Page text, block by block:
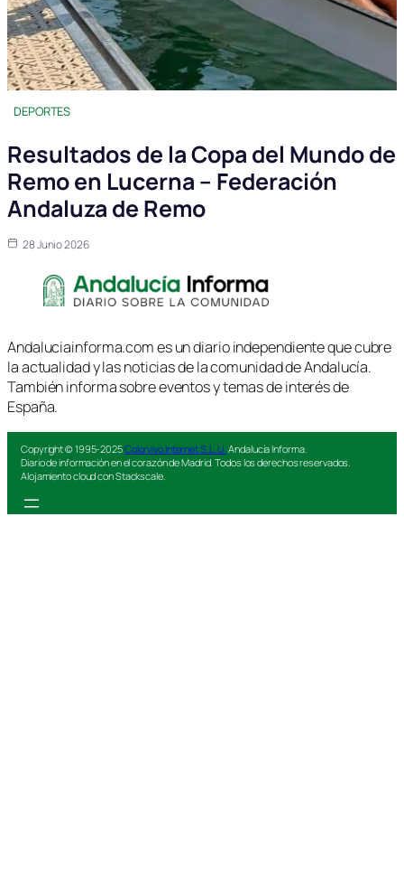
DEPORTES
Resultados de la Copa del Mundo de
Remo en Lucerna – Federación
Andaluza de Remo
28 Junio 2026
Andaluciainforma.com es un diario independiente que cubre
la actualidad y las noticias de la comunidad de Andalucía.
También informa sobre eventos y temas de interés de
España.
Copyright © 1995-2025Colorvivo Internet S.L.U. Andalucía Informa.
Diario de información en el corazón de Madrid. Todos los derechos reservados.
Alojamiento cloud con Stackscale.